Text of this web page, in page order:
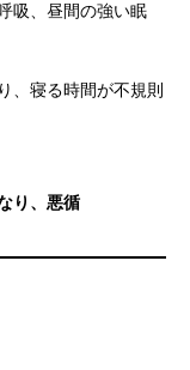
吸、昼間の強い眠
、寝る時間が不規則
り、悪循